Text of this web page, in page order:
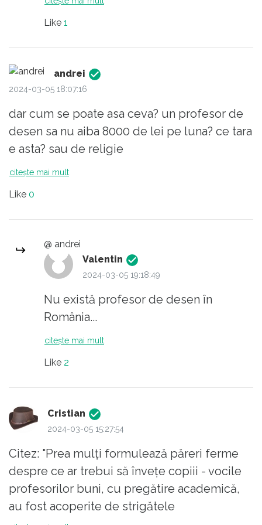
Like 1
andrei
2024-03-05 18:07:16
dar cum se poate asa ceva? un profesor de
desen sa nu aiba 8000 de lei pe luna? ce tara
e asta? sau de religie
citește mai mult
Like 0
@ andrei
Valentin
2024-03-05 19:18:49
Nu există profesor de desen în
România...
citește mai mult
Like 2
Cristian
2024-03-05 15:27:54
Citez: "Prea mulți formulează păreri ferme
despre ce ar trebui să învețe copiii - vocile
profesorilor buni, cu pregătire academică,
au fost acoperite de strigătele